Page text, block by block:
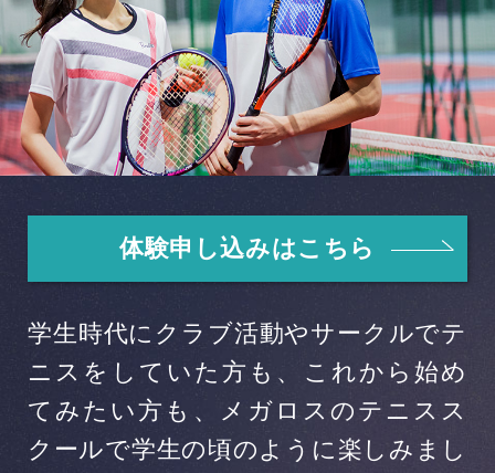
体験申し込みはこちら
学生時代にクラブ活動やサークルでテ
ニスをしていた方も、これから始め
てみたい方も、メガロスのテニスス
クールで学生の頃のように楽しみまし